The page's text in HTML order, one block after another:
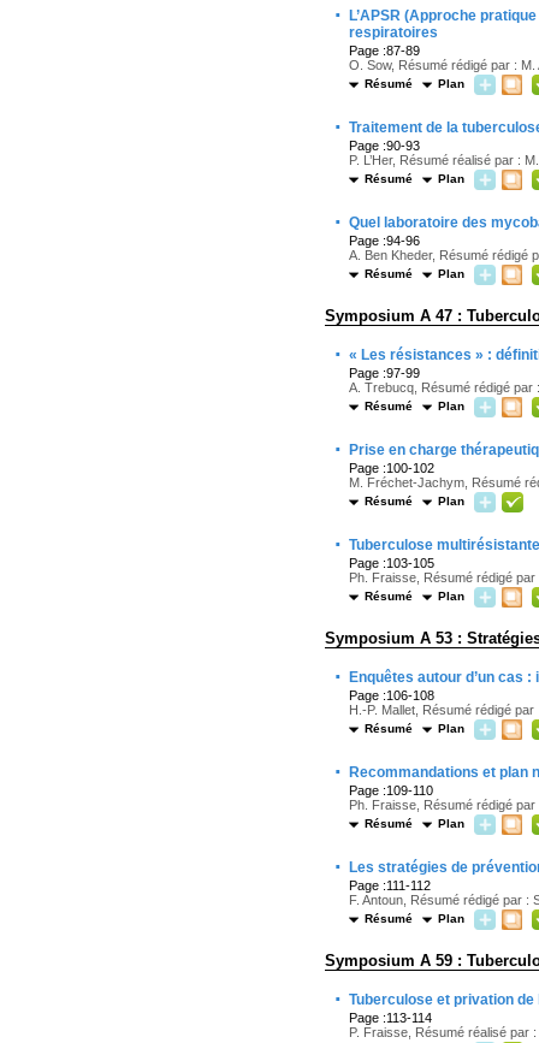
·
L’APSR (Approche
respiratoires
Page :87-89
O. Sow, Résumé rédigé par : M.
Résumé Plan
· Traitement de la
Page :90-93
P. L’Her, Résumé réalisé par :
Résumé Plan
· Quel laboratoire des
Page :94-96
A. Ben Kheder, Résumé rédigé
Résumé Plan
Symposium A 47 :
· « Les résistances » :
Page :97-99
A. Trebucq, Résumé rédigé par
Résumé Plan
· Prise en charge
Page :100-102
M. Fréchet-Jachym, Résumé
Résumé Plan
· Tuberculose
Page :103-105
Ph. Fraisse, Résumé rédigé par
Résumé Plan
Symposium A 53 :
· Enquêtes autour d’un cas
Page :106-108
H.-P. Mallet, Résumé rédigé par
Résumé Plan
· Recommandations et plan
Page :109-110
Ph. Fraisse, Résumé rédigé par
Résumé Plan
· Les stratégies de
Page :111-112
F. Antoun, Résumé rédigé par :
Résumé Plan
Symposium A 59 :
· Tuberculose et privation de
Page :113-114
P. Fraisse, Résumé réalisé par